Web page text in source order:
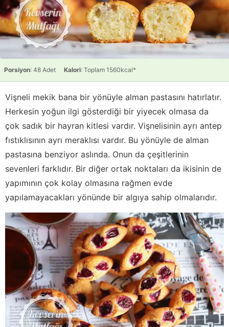
Porsiyon: 48 Adet Kalori: Toplam 1560kcal*
Vişneli mekik bana bir yönüyle alman pastasını hatırlatır.
Herkesin yoğun ilgi gösterdiği bir yiyecek olmasa da
çok sadık bir hayran kitlesi vardır. Vişnelisinin ayrı antep
fıstıklısının ayrı meraklısı vardır. Bu yönüyle de alman
pastasına benziyor aslında. Onun da çeşitlerinin
sevenleri farklıdır. Bir diğer ortak noktaları da ikisinin de
yapımının çok kolay olmasına rağmen evde
yapılamayacakları yönünde bir algıya sahip olmalarıdır.